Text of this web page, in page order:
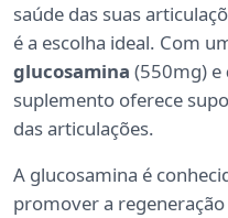
saúde das suas
é a escolha ideal. Com
glucosamina (550mg) e
suplemento oferece
das articulações.
A glucosamina é
promover a